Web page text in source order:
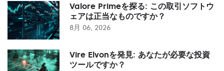
Valore Primeを探る: この取引ソフトウ
ェアは正当なものですか？
8月 06, 2026
Vire Elvonを発見: あなたが必要な投資
ツールですか？